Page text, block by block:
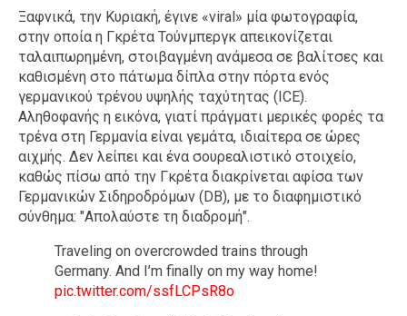
Ξαφνικά, την Κυριακή, έγινε «viral» μία φωτογραφία,
στην οποία η Γκρέτα Τούνμπεργκ απεικονίζεται
ταλαιπωρημένη, στοιβαγμένη ανάμεσα σε βαλίτσες και
καθισμένη στο πάτωμα δίπλα στην πόρτα ενός
γερμανικού τρένου υψηλής ταχύτητας (ICE).
Αληθοφανής η εικόνα, γιατί πράγματι μερικές φορές τα
τρένα στη Γερμανία είναι γεμάτα, ιδιαίτερα σε ώρες
αιχμής. Δεν λείπει και ένα σουρεαλιστικό στοιχείο,
καθώς πίσω από την Γκρέτα διακρίνεται αφίσα των
Γερμανικών Σιδηροδρόμων (DB), με το διαφημιστικό
σύνθημα: "Απολαύστε τη διαδρομή".
Traveling on overcrowded trains through
Germany. And I’m finally on my way home!
pic.twitter.com/ssfLCPsR8o